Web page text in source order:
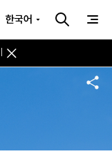
한국어